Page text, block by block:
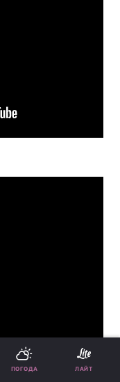
ПОГОДА ЛАЙТ